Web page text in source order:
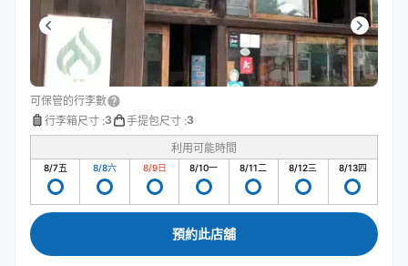
可保管的行李數
行李箱尺寸 :3 手提包尺寸 :3
利用可能時間
8/7五 8/8六 8/9日 8/10一 8/11二 8/12三 8/13四
預約此店舖